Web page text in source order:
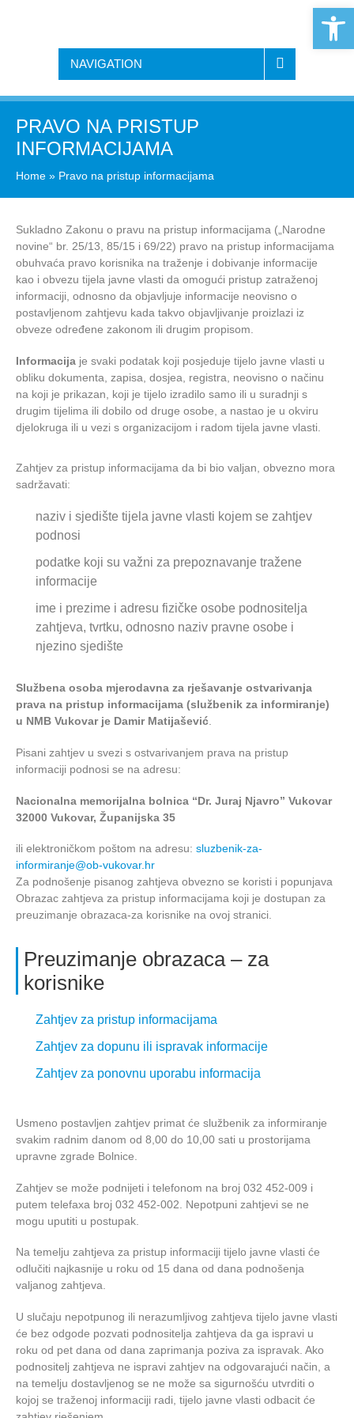
NAVIGATION
PRAVO NA PRISTUP
INFORMACIJAMA
Home » Pravo na pristup informacijama
Sukladno Zakonu o pravu na pristup informacijama („Narodne
novine“ br. 25/13, 85/15 i 69/22) pravo na pristup informacijama
obuhvaća pravo korisnika na traženje i dobivanje informacije
kao i obvezu tijela javne vlasti da omogući pristup zatraženoj
informaciji, odnosno da objavljuje informacije neovisno o
postavljenom zahtjevu kada takvo objavljivanje proizlazi iz
obveze određene zakonom ili drugim propisom.
Informacija je svaki podatak koji posjeduje tijelo javne vlasti u
obliku dokumenta, zapisa, dosjea, registra, neovisno o načinu
na koji je prikazan, koji je tijelo izradilo samo ili u suradnji s
drugim tijelima ili dobilo od druge osobe, a nastao je u okviru
djelokruga ili u vezi s organizacijom i radom tijela javne vlasti.
Zahtjev za pristup informacijama da bi bio valjan, obvezno mora
sadržavati:
naziv i sjedište tijela javne vlasti kojem se zahtjev
podnosi
podatke koji su važni za prepoznavanje tražene
informacije
ime i prezime i adresu fizičke osobe podnositelja
zahtjeva, tvrtku, odnosno naziv pravne osobe i
njezino sjedište
Službena osoba mjerodavna za rješavanje ostvarivanja
prava na pristup informacijama (službenik za informiranje)
u NMB Vukovar je Damir Matijašević.
Pisani zahtjev u svezi s ostvarivanjem prava na pristup
informaciji podnosi se na adresu:
Nacionalna memorijalna bolnica “Dr. Juraj Njavro” Vukovar
32000 Vukovar, Županijska 35
ili elektroničkom poštom na adresu: sluzbenik-za-
informiranje@ob-vukovar.hr
Za podnošenje pisanog zahtjeva obvezno se koristi i popunjava
Obrazac zahtjeva za pristup informacijama koji je dostupan za
preuzimanje obrazaca-za korisnike na ovoj stranici.
Preuzimanje obrazaca – za
korisnike
Zahtjev za pristup informacijama
Zahtjev za dopunu ili ispravak informacije
Zahtjev za ponovnu uporabu informacija
Usmeno postavljen zahtjev primat će službenik za informiranje
svakim radnim danom od 8,00 do 10,00 sati u prostorijama
upravne zgrade Bolnice.
Zahtjev se može podnijeti i telefonom na broj 032 452-009 i
putem telefaxa broj 032 452-002. Nepotpuni zahtjevi se ne
mogu uputiti u postupak.
Na temelju zahtjeva za pristup informaciji tijelo javne vlasti će
odlučiti najkasnije u roku od 15 dana od dana podnošenja
valjanog zahtjeva.
U slučaju nepotpunog ili nerazumljivog zahtjeva tijelo javne vlasti
će bez odgode pozvati podnositelja zahtjeva da ga ispravi u
roku od pet dana od dana zaprimanja poziva za ispravak. Ako
podnositelj zahtjeva ne ispravi zahtjev na odgovarajući način, a
na temelju dostavljenog se ne može sa sigurnošću utvrditi o
kojoj se traženoj informaciji radi, tijelo javne vlasti odbacit će